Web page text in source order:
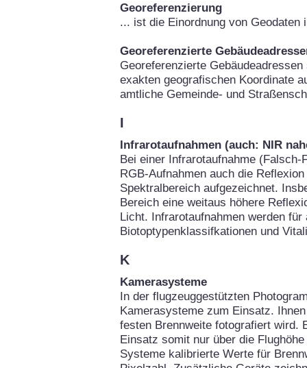
Georeferenzierung
... ist die Einordnung von
Georeferenzierte
Georeferenzierte
exakten geografischen Koordinate
amtliche Gemeinde- und
I
Infrarotaufnahmen (auch: NIR
Bei einer Infrarotaufnahme
RGB-Aufnahmen auch die
Spektralbereich aufgezeichnet.
Bereich eine weitaus höhere
Licht. Infrarotaufnahmen werden
Biotoptypenklassifkationen und
K
Kamerasysteme
In der flugzeuggestützten
Kamerasysteme zum Einsatz.
festen Brennweite fotografiert wird.
Einsatz somit nur über die
Systeme kalibrierte Werte für